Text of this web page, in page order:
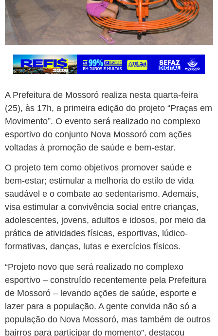
A Prefeitura de Mossoró realiza nesta quarta-feira
(25), às 17h, a primeira edição do projeto “Praças em
Movimento”. O evento será realizado no complexo
esportivo do conjunto Nova Mossoró com ações
voltadas à promoção de saúde e bem-estar.
O projeto tem como objetivos promover saúde e
bem-estar; estimular a melhoria do estilo de vida
saudável e o combate ao sedentarismo. Ademais,
visa estimular a convivência social entre crianças,
adolescentes, jovens, adultos e idosos, por meio da
prática de atividades físicas, esportivas, lúdico-
formativas, danças, lutas e exercícios físicos.
“Projeto novo que será realizado no complexo
esportivo – construído recentemente pela Prefeitura
de Mossoró – levando ações de saúde, esporte e
lazer para a população. A gente convida não só a
população do Nova Mossoró, mas também de outros
bairros para participar do momento”, destacou